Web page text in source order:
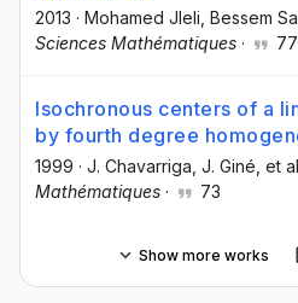
2013 · Mohamed Jleli , Bessem
Sciences Mathématiques · 77
Isochronous centers of a
by fourth degree
1999 · J. Chavarriga , J. Giné , et
Mathématiques · 73
Show more works